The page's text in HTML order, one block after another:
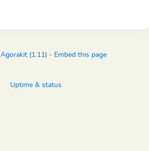
Agorakit (1.11) - Embed this page
Uptime & status